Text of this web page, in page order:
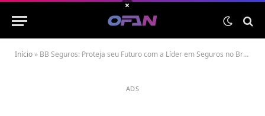
Início » BB Seguros: Proteja seu Futuro com a Líder em Seguros no Brasil
ADS
×